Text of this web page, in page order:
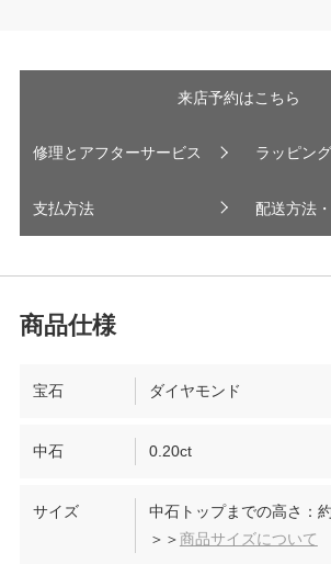
来店予約はこちら
修理とアフターサービス ラッピン
支払方法 配送方法
宝石 ダイヤモンド
中石 0.20ct
サイズ
中石トップまでの高さ：
＞＞商品サイズについて